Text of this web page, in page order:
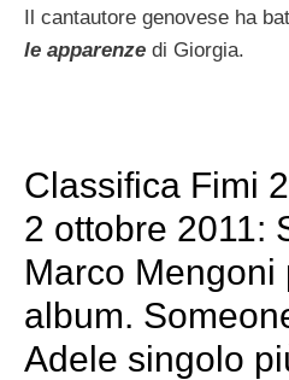
Il cantautore genovese ha
le apparenze di Giorgia.
Classifica Fimi
2 ottobre 2011:
Marco Mengoni
album.
Adele singolo